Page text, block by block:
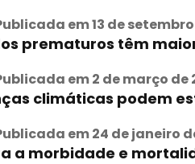
em 13 de setembro
prematuros têm
em 2 de março de
climáticas podem
em 24 de janeiro
a morbidade e